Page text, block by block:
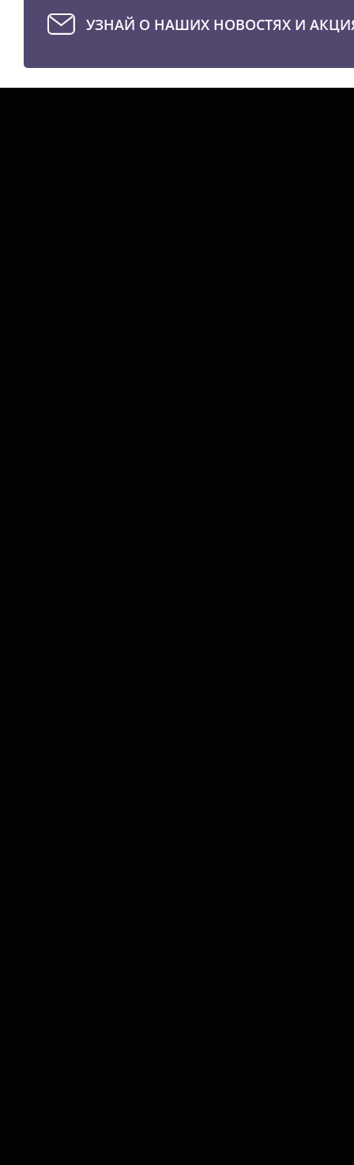
УЗНАЙ О НАШИХ НОВОСТЯХ И